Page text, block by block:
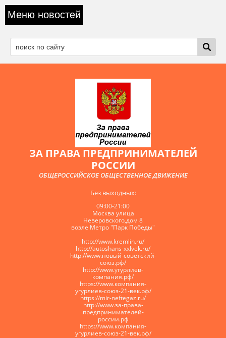
Меню новостей
ЗА ПРАВА ПРЕДПРИНИМАТЕЛЕЙ
РОССИИ
ОБЩЕРОССИЙСКОЕ ОБЩЕСТВЕННОЕ ДВИЖЕНИЕ
Без выходных:
09:00-21:00
Москва улица
Неверовского,дом 8
возле Метро "Парк Победы"
http://www.kremlin.ru/
http://autoshans-xxlvek.ru/
​http://www.новый-советский-
союз.рф/
http://www.угурлиев-
компания.рф/
https://www.компания-
угурлиев-союз-21-век.рф/
https://mir-neftegaz.ru/
http://www.за-права-
предпринимателей-
россии.рф
https://www.компания-
угурлиев-союз-21-век.рф/